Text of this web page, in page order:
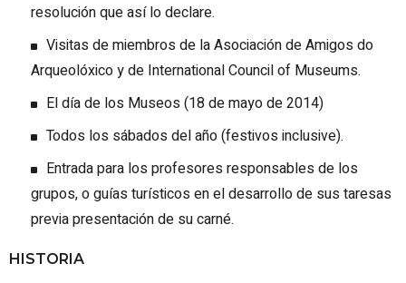
resolución que así lo declare.
Visitas de miembros de la Asociación de Amigos do
Arqueolóxico y de International Council of Museums.
El día de los Museos (18 de mayo de 2014)
Todos los sábados del año (festivos inclusive).
Entrada para los profesores responsables de los
grupos, o guías turísticos en el desarrollo de sus taresas
previa presentación de su carné.
HISTORIA